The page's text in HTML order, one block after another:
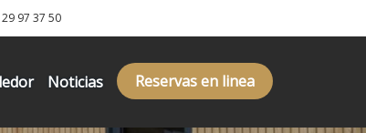
97 37 50
Noticias Reservas en linea